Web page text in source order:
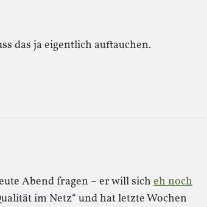
das ja eigentlich auftauchen.
Abend fragen – er will sich eh noch
im Netz“ und hat letzte Wochen